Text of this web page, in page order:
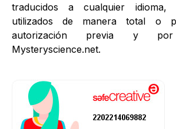
traducidos a cualquier idioma,
utilizados de manera total o
autorización previa y
Mysteryscience.net.